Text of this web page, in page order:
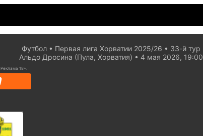
Футбол Первая лига Хорватии 2025/26
33-й тур
Альдо Дросина (Пула, Хорватия)
4 мая 2026, 19:00
Реклама 18+.